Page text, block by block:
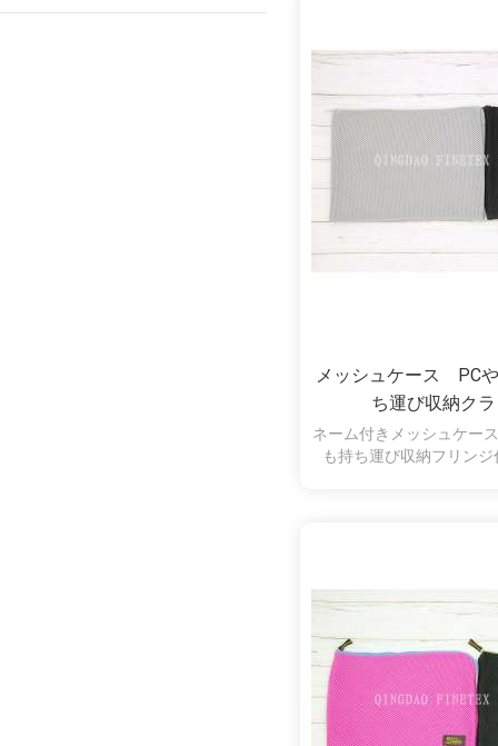
メッシュケース PC
ち運び収納ク
ネーム付きメッシュケー
も持ち運び収納フリン